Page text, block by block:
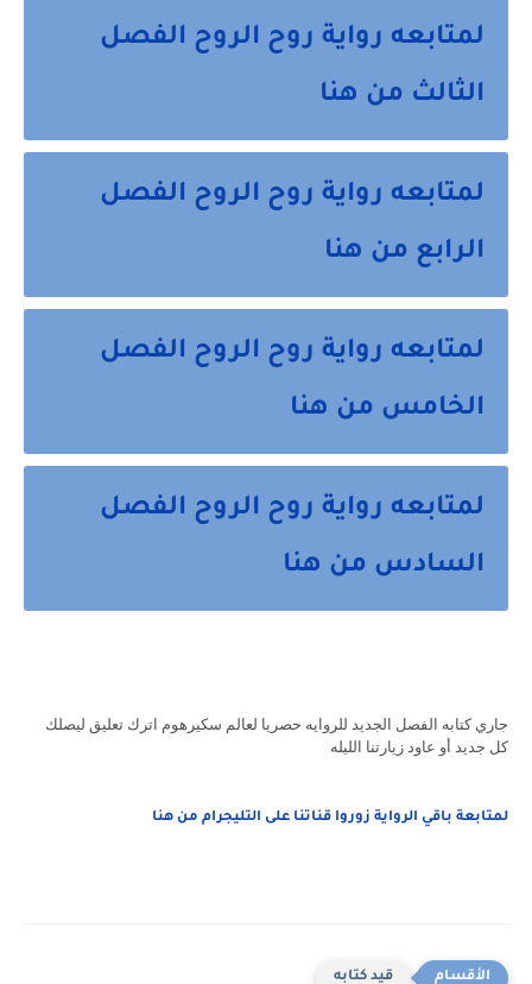
لمتابعه رواية روح الروح الفصل
الثالث من هنا
لمتابعه رواية روح الروح الفصل
الرابع من هنا
لمتابعه رواية روح الروح الفصل
الخامس من هنا
لمتابعه رواية روح الروح الفصل
السادس من هنا
جاري كتابه الفصل الجديد للروايه حصريا لعالم سكيرهوم اترك تعليق ليصلك
كل جديد أو عاود زيارتنا الليله
لمتابعة باقي الرواية زوروا قناتنا على التليجرام من هنا
قيد كتابه